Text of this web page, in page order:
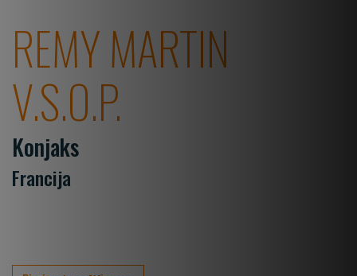
REMY MARTIN
V.S.O.P.
Konjaks
Francija